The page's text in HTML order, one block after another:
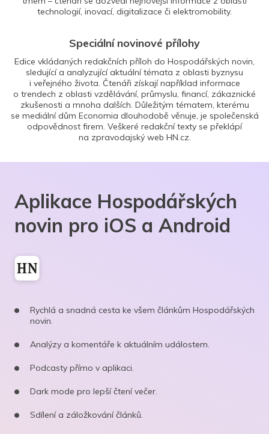
technologií, inovací, digitalizace či elektromobility.
Speciální novinové přílohy
Edice vkládaných redakčních příloh do Hospodářských novin,
sledující a analyzující aktuální témata z oblasti byznysu
i veřejného života. Čtenáři získají například informace
o trendech z oblasti vzdělávání, průmyslu, financí, zákaznické
zkušenosti a mnoha dalších. Důležitým tématem, kterému
se mediální dům Economia dlouhodobě věnuje, je společenská
odpovědnost firem. Veškeré redakční texty se překlápí
na zpravodajský web HN.cz.
Aplikace Hospodářských
novin pro iOS a Android
Rychlá a snadná cesta ke všem článkům Hospodářských
novin.
Analýzy a komentáře k aktuálním událostem.
Podcasty přímo v aplikaci.
Dark mode pro lepší čtení večer.
Sdílení a záložkování článků.